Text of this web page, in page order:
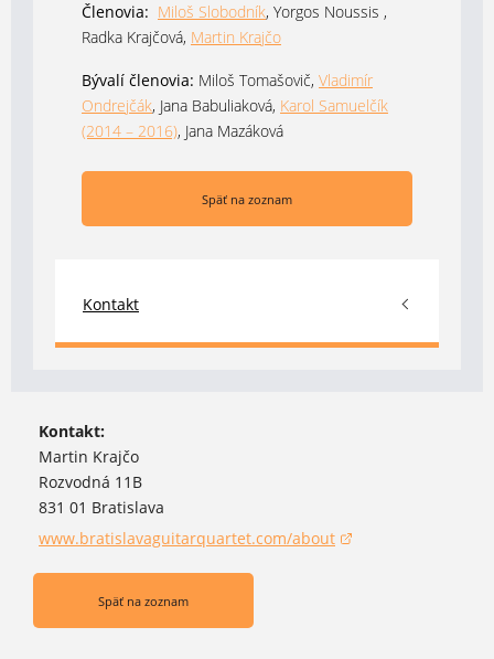
Členovia: Miloš Slobodník, Yorgos Noussis ,
Radka Krajčová, Martin Krajčo
Bývalí členovia: Miloš Tomašovič, Vladimír
Ondrejčák, Jana Babuliaková, Karol Samuelčík
(2014 – 2016), Jana Mazáková
Späť na zoznam
Kontakt
Kontakt:
Martin Krajčo
Rozvodná 11B
831 01 Bratislava
www.bratislavaguitarquartet.com/about
(otvorí sa v novom okne)
Späť na zoznam